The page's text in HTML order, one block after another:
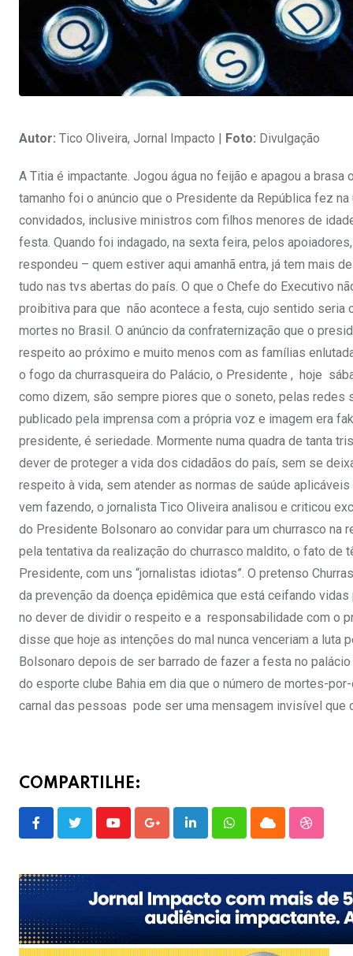
Autor: Tico Oliveira, Jornal Impacto | Foto: Divulgação
A Titia é impactante. Jogou água no feijão e apagou a
tamanho foi o anúncio que o Presidente da República fez
convidados, inclusive ministros com filhos menores de
festa. Quando foi indagado, na sexta feira, pelos
respondeu – quem estiver aqui amanhã entra, já tem mais
tudo nas tvs abertas do país. O que o Chefe do Executivo
proibitiva para que não acontece a festa, cujo sentido
mortes no Brasil. O anúncio da confraternização que o
respeito ao próximo e muito menos com as famílias
o fogo da churrasqueira do Palácio, o Presidente , hoje
como dizem, são sempre piores que o soneto, pelas
publicado pela imprensa com a própria voz e imagem era
presidente, é seriedade. Mormente numa quadra de tanta
dever de proteger a vida dos cidadãos do país, sem se
respeito à vida, sem atender as normas de saúde
vem fazendo, o jornalista Tico Oliveira analisou e criticou
do Presidente Bolsonaro ao convidar para um churrasco
pela tentativa da realização do churrasco maldito, o fato de
Presidente, com uns “jornalistas idiotas”. O pretenso
da prevenção da doença epidêmica que está ceifando
no dever de dividir o respeito e a responsabilidade com o
disse que hoje as intenções do mal nunca venceriam a
Bolsonaro depois de ser barrado de fazer a festa no
do esporte clube Bahia em dia que o número de mortes-
carnal das pessoas pode ser uma mensagem invisível que
COMPARTILHE:
YoutubeGoogle+LinkedInWhatsappCloud